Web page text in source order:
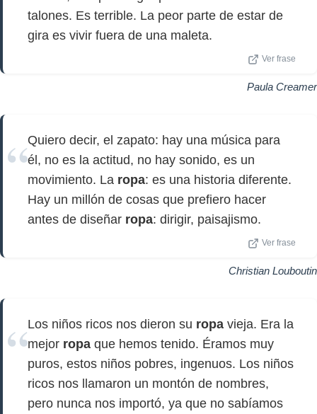
talones. Es terrible. La peor parte de estar de
gira es vivir fuera de una maleta.
Ver frase
Paula Creamer
Quiero decir, el zapato: hay una música para
él, no es la actitud, no hay sonido, es un
movimiento. La ropa: es una historia diferente.
Hay un millón de cosas que prefiero hacer
antes de diseñar ropa: dirigir, paisajismo.
Ver frase
Christian Louboutin
Los niños ricos nos dieron su ropa vieja. Era la
mejor ropa que hemos tenido. Éramos muy
puros, estos niños pobres, ingenuos. Los niños
ricos nos llamaron un montón de nombres,
pero nunca nos importó, ya que no sabíamos